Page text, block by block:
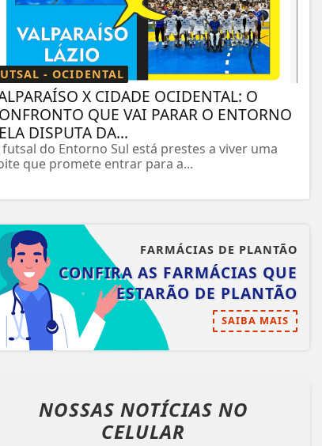
- OCIDENTAL
X CIDADE OCIDENTAL: O
QUE VAI PARAR O ENTORNO
DISPUTA DA...
futsal do Entorno Sul está prestes a viver uma
que promete entrar para a...
FARMÁCIAS DE PLANTÃO
CONFIRA AS FARMÁCIAS QUE
ESTARÃO DE PLANTÃO
SAIBA MAIS
NOSSAS NOTÍCIAS NO
CELULAR